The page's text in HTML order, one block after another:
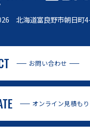
北海道富良野市朝日町
お問い合わせ
オンライン見積もり